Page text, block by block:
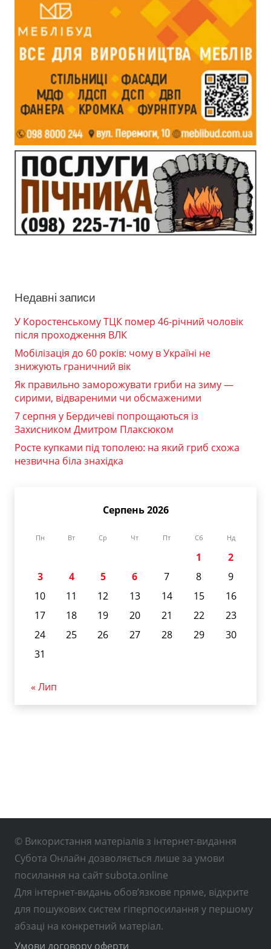
Недавні записи
У Коростенському ТЦК помер 46-річний чоловік
після проходження ВЛК
Мобілізація до 60 років: чому в Україні не
знижують граничний вік
Як правильно заморожувати гриби на зиму —
сирими, відвареними чи обсмаженими
7 серпня у Бердичеві попрощаються із
Захисником Дмитром Плаксюком
Росте купками під тополею: на який гриб схожа
незвична біла знахідка
Серпень 2026
Пн Вт Ср Чт Пт Сб Нд
1
2
3
4 5 6 7 8
9
10
11 12 13 14 15
16
17
18 19 20 21 22
23
24
25 26 27 28 29
30
31
« Лип
© Використання матеріалів з інтернет-видання
Субота Онлайн дозволяється лише за умови
посилання на сайт subota.online
Для інтернет-видань обов’язкове пряме, відкрите
для пошукових систем гіперпосилання у першому
абзаці на конкретний матеріал.
Умови договору оферти